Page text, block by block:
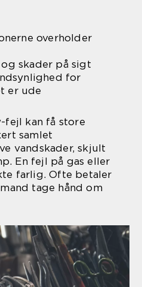
overholder
skader på sigt
for
er ude
fejl kan få store
samlet
vandskader, skjult
En fejl på gas eller
farlig. Ofte betaler
tage hånd om